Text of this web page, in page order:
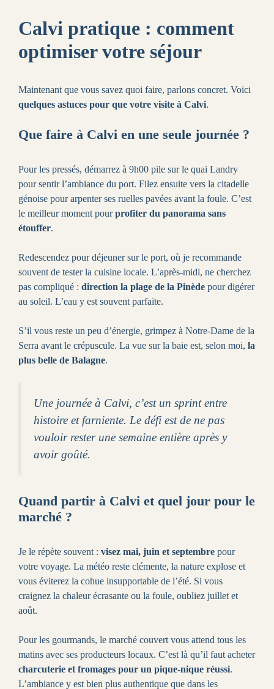
Calvi pratique : comment
optimiser votre séjour
Maintenant que vous savez quoi faire, parlons concret. Voici
quelques astuces pour que votre visite à Calvi.
Que faire à Calvi en une seule journée ?
Pour les pressés, démarrez à 9h00 pile sur le quai Landry
pour sentir l’ambiance du port. Filez ensuite vers la citadelle
génoise pour arpenter ses ruelles pavées avant la foule. C’est
le meilleur moment pourprofiter du panorama sans
étouffer.
Redescendez pour déjeuner sur le port, où je recommande
souvent de tester la cuisine locale. L’après-midi, ne cherchez
pas compliqué : direction la plage de la Pinède pour digérer
au soleil. L’eau y est souvent parfaite.
S’il vous reste un peu d’énergie, grimpez à Notre-Dame de la
Serra avant le crépuscule. La vue sur la baie est, selon moi, la
plus belle de Balagne.
Une journée à Calvi, c’est un sprint entre
histoire et farniente. Le défi est de ne pas
vouloir rester une semaine entière après y
avoir goûté.
Quand partir à Calvi et quel jour pour le
marché ?
Je le répète souvent : visez mai, juin et septembre pour
votre voyage. La météo reste clémente, la nature explose et
vous éviterez la cohue insupportable de l’été. Si vous
craignez la chaleur écrasante ou la foule, oubliez juillet et
août.
Pour les gourmands, le marché couvert vous attend tous les
matins avec ses producteurs locaux. C’est là qu’il faut acheter
charcuterie et fromages pour un pique-nique réussi.
L’ambiance y est bien plus authentique que dans les